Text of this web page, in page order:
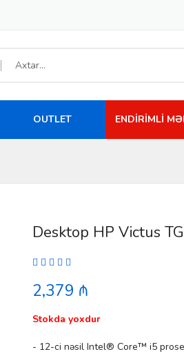
OUTLET ENDIRIMLI
Desktop HP Victus
2,379 ₼
Stokda yoxdur
- 12-ci nəsil Intel® Core™ i5